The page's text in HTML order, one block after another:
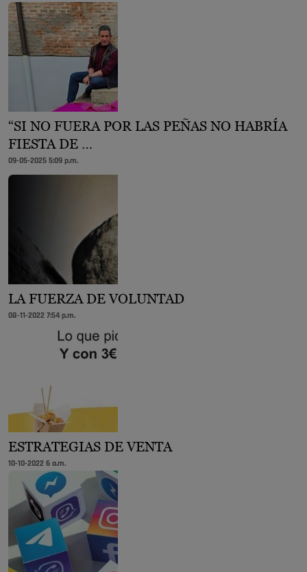
“SI NO FUERA POR LAS PEÑAS NO HABRÍA
FIESTA DE …
09-05-2025 5:09 p.m.
LA FUERZA DE VOLUNTAD
08-11-2022 7:54 p.m.
ESTRATEGIAS DE VENTA
10-10-2022 6 a.m.